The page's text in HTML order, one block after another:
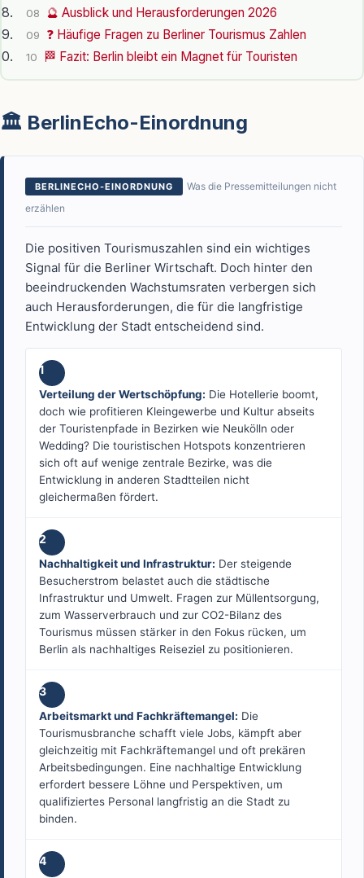
08 🔮 Ausblick und Herausforderungen 2026
09 ❓ Häufige Fragen zu Berliner Tourismus Zahlen
10 🏁 Fazit: Berlin bleibt ein Magnet für Touristen
🏛️ BerlinEcho-Einordnung
BERLINECHO-EINORDNUNG
Was die Pressemitteilungen nicht
erzählen
Die positiven Tourismuszahlen sind ein wichtiges
Signal für die Berliner Wirtschaft. Doch hinter den
beeindruckenden Wachstumsraten verbergen sich
auch Herausforderungen, die für die langfristige
Entwicklung der Stadt entscheidend sind.
1
Verteilung der Wertschöpfung: Die Hotellerie boomt,
doch wie profitieren Kleingewerbe und Kultur abseits
der Touristenpfade in Bezirken wie Neukölln oder
Wedding? Die touristischen Hotspots konzentrieren
sich oft auf wenige zentrale Bezirke, was die
Entwicklung in anderen Stadtteilen nicht
gleichermaßen fördert.
2
Nachhaltigkeit und Infrastruktur: Der steigende
Besucherstrom belastet auch die städtische
Infrastruktur und Umwelt. Fragen zur Müllentsorgung,
zum Wasserverbrauch und zur CO2-Bilanz des
Tourismus müssen stärker in den Fokus rücken, um
Berlin als nachhaltiges Reiseziel zu positionieren.
3
Arbeitsmarkt und Fachkräftemangel: Die
Tourismusbranche schafft viele Jobs, kämpft aber
gleichzeitig mit Fachkräftemangel und oft prekären
Arbeitsbedingungen. Eine nachhaltige Entwicklung
erfordert bessere Löhne und Perspektiven, um
qualifiziertes Personal langfristig an die Stadt zu
binden.
4